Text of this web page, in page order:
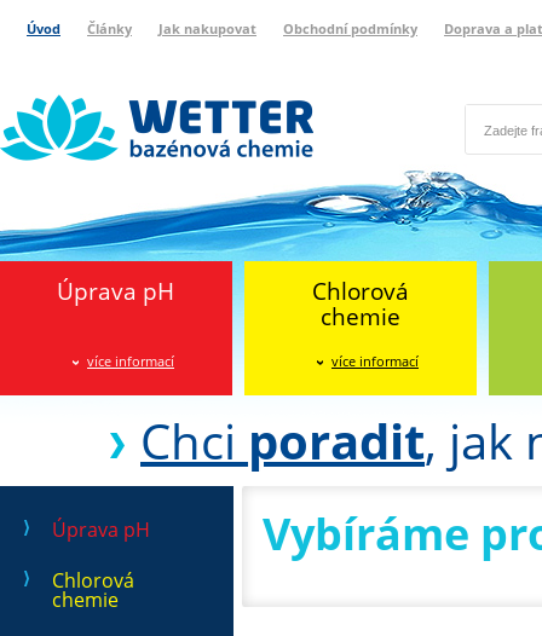
Úvod Články Jak nakupovat Obchodní podmínky Doprava a
Úprava pH
více informací
Chlorová
chemie
více informací
Chci poradit, jak
Úprava pH
Chlorová
chemie
Vybíráme